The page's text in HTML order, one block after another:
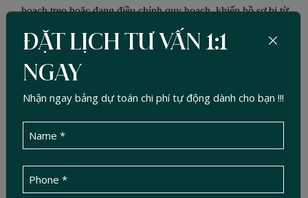
hoạch treo hoặc đang điều chỉnh quy hoạch, khiến hồ sơ bị từ
Thiếu kinh nghiệm làm việc với cơ quan chức năng: Không
nắm rõ thủ tục, không biết cách bổ sung hồ sơ hợp lý có thể
khiến chủ đầu tư mất nhiều thời gian, thậm chí phải làm lại từ
đầu.
Công trình có quy mô lớn: Yêu cầu nhiều loại giấy tờ hơn, quá
trình thẩm định kỹ lưỡng hơn, dẫn đến kéo dài thời gian cấp
Những khó khăn này nếu không được giải quyết kịp thời có thể
khiến tiến độ thi công bị trì hoãn, phát sinh chi phí và ảnh
ĐẶT LỊCH TƯ VẤN 1:1
NGAY
Nhận ngay bảng dự toán chi phí tự động dành cho bạn !!!